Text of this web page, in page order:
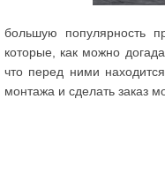
большую популярность
которые, как можно
что перед ними
монтажа и сделать заказ